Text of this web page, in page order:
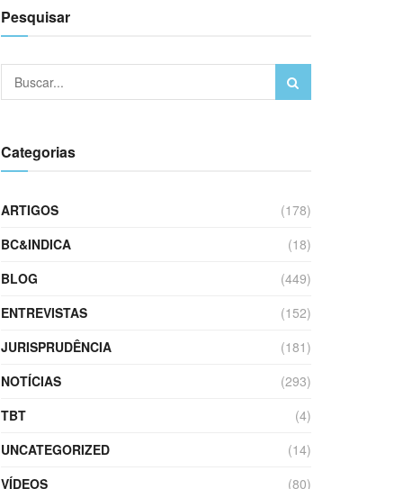
Pesquisar
Categorias
ARTIGOS
(178)
BC&INDICA
(18)
BLOG
(449)
ENTREVISTAS
(152)
JURISPRUDÊNCIA
(181)
NOTÍCIAS
(293)
TBT
(4)
UNCATEGORIZED
(14)
VÍDEOS
(80)